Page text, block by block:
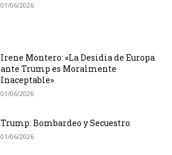
01/06/2026
Irene Montero: «La Desidia de Europa
ante Trump es Moralmente
Inaceptable»
01/06/2026
Trump: Bombardeo y Secuestro
01/06/2026